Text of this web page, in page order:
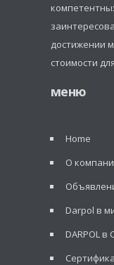
достижении
стоимости
меню
Home
О
Darpol в
DARPOL в